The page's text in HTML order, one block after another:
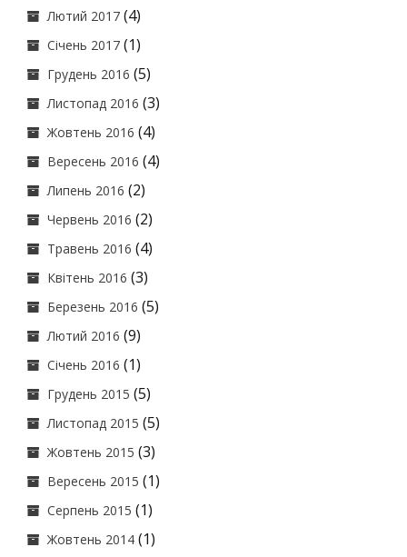
Лютий 2017 (4)
Січень 2017 (1)
Грудень 2016 (5)
Листопад 2016 (3)
Жовтень 2016 (4)
Вересень 2016 (4)
Липень 2016 (2)
Червень 2016 (2)
Травень 2016 (4)
Квітень 2016 (3)
Березень 2016 (5)
Лютий 2016 (9)
Січень 2016 (1)
Грудень 2015 (5)
Листопад 2015 (5)
Жовтень 2015 (3)
Вересень 2015 (1)
Серпень 2015 (1)
Жовтень 2014 (1)